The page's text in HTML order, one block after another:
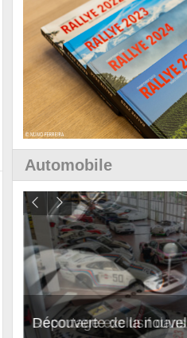
Automobile
Découverte de la